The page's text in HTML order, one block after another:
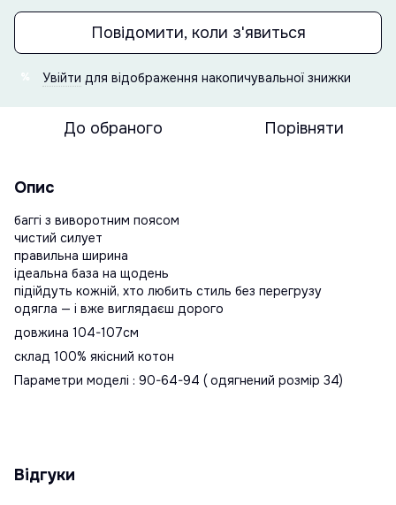
Повідомити, коли з'явиться
Увійти для відображення накопичувальної знижки
До обраного Порівняти
Опис
баггі з виворотним поясом
чистий силует
правильна ширина
ідеальна база на щодень
підійдуть кожній, хто любить стиль без перегрузу
одягла — і вже виглядаєш дорого
довжина 104-107см
склад 100% якісний котон
Параметри моделі : 90-64-94 ( одягнений розмір 34)
Відгуки